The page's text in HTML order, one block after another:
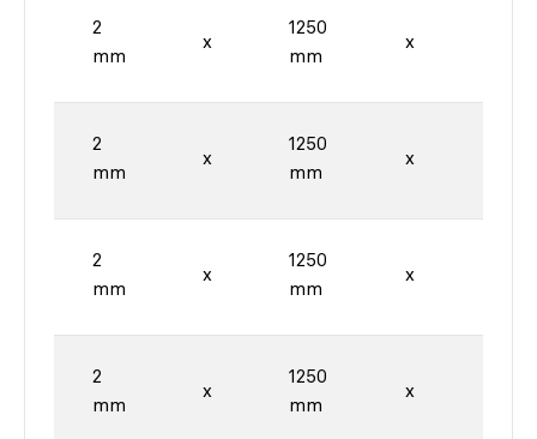
2
mm
x
1250
mm
x
2
mm
x
1250
mm
x
2
mm
x
1250
mm
x
2
mm
x
1250
mm
x